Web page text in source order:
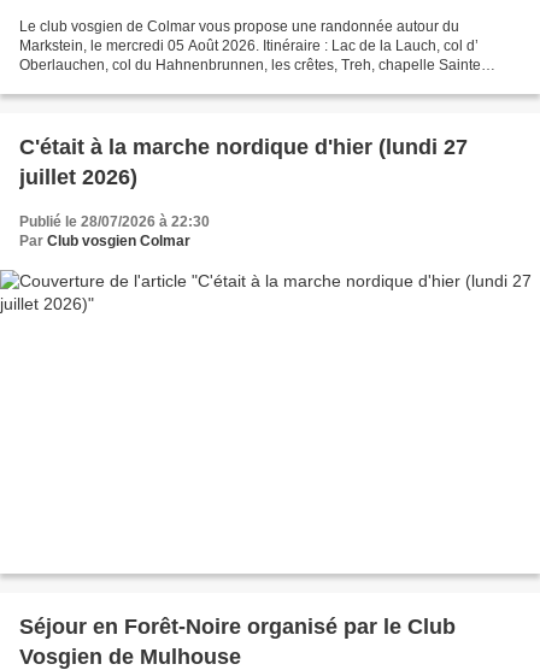
Le club vosgien de Colmar vous propose une randonnée autour du
Markstein, le mercredi 05 Août 2026. Itinéraire : Lac de la Lauch, col d’
Oberlauchen, col du Hahnenbrunnen, les crêtes, Treh, chapelle Sainte
C'était à la marche nordique d'hier (lundi 27
juillet 2026)
Publié le 28/07/2026 à 22:30
Par Club vosgien Colmar
Séjour en Forêt-Noire organisé par le Club
Vosgien de Mulhouse